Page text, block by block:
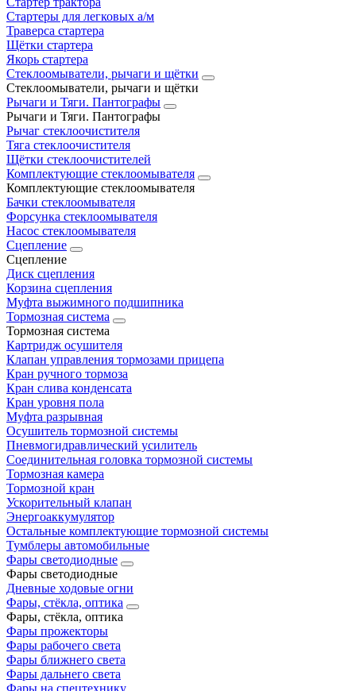
Стартеры для легковых а/м
Траверса стартера
Щётки стартера
Якорь стартера
Стеклоомыватели, рычаги и щётки
Стеклоомыватели, рычаги и щётки
Рычаги и Тяги. Пантографы
Рычаги и Тяги. Пантографы
Рычаг стеклоочистителя
Тяга стеклоочистителя
Щётки стеклоочистителей
Комплектующие стеклоомывателя
Комплектующие стеклоомывателя
Бачки стеклоомывателя
Форсунка стеклоомывателя
Насос стеклоомывателя
Сцепление
Сцепление
Диск сцепления
Корзина сцепления
Муфта выжимного подшипника
Тормозная система
Тормозная система
Картридж осушителя
Клапан управления тормозами прицепа
Кран ручного тормоза
Кран слива конденсата
Кран уровня пола
Муфта разрывная
Осушитель тормозной системы
Пневмогидравлический усилитель
Соединительная головка тормозной системы
Тормозная камера
Тормозной кран
Ускорительный клапан
Энергоаккумулятор
Остальные комплектующие тормозной системы
Тумблеры автомобильные
Фары светодиодные
Фары светодиодные
Дневные ходовые огни
Фары, стёкла, оптика
Фары, стёкла, оптика
Фары прожекторы
Фары рабочего света
Фары ближнего света
Фары дальнего света